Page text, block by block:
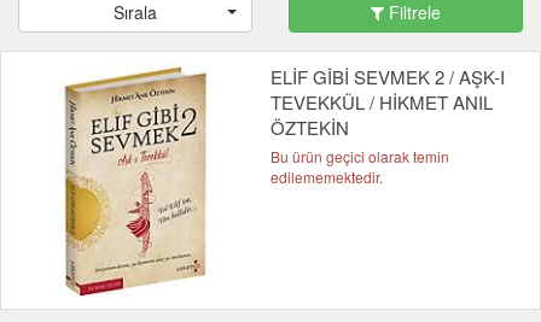
Sırala Filtrele
ELİF GİBİ SEVMEK 2 / AŞK-I
TEVEKKÜL / HİKMET ANIL
ÖZTEKİN
Bu ürün geçici olarak temin
edilememektedir.